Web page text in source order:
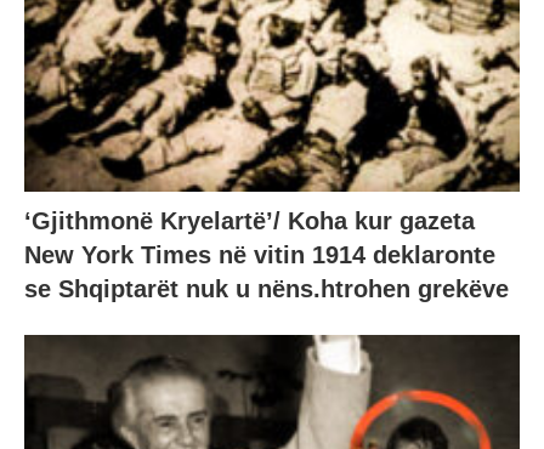
‘Gjithmonë Kryelartë’/ Koha kur gazeta
New York Times në vitin 1914 deklaronte
se Shqiptarët nuk u nëns.htrohen grekëve